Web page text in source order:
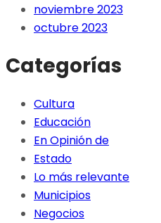
noviembre 2023
octubre 2023
Categorías
Cultura
Educación
En Opinión de
Estado
Lo más relevante
Municipios
Negocios